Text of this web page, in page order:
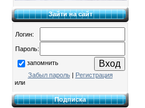
Зайти на сайт
Логин:
Пароль:
запомнить
Забыл пароль| Регистрация
или
Подписка